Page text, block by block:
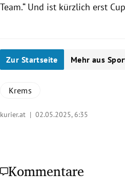
Team.“ Und ist kürzlich erst
Zur Startseite Mehr aus
Krems
kurier.at | 02.05.2025, 6:35
Kommentare